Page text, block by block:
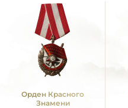
Орден Красного
Знамени